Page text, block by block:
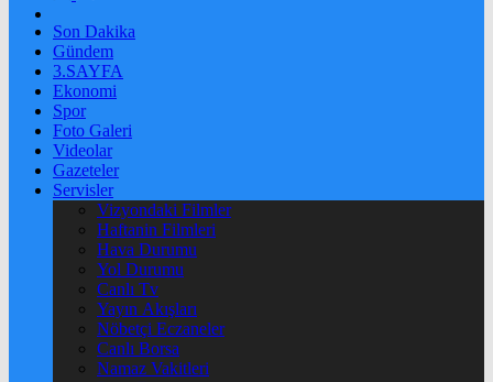
Son Dakika
Gündem
3.SAYFA
Ekonomi
Spor
Foto Galeri
Videolar
Gazeteler
Servisler
Vizyondaki Filmler
Haftanin Filmleri
Hava Durumu
Yol Durumu
Canlı Tv
Yayın Akışları
Nöbetçi Eczaneler
Canlı Borsa
Namaz Vakitleri